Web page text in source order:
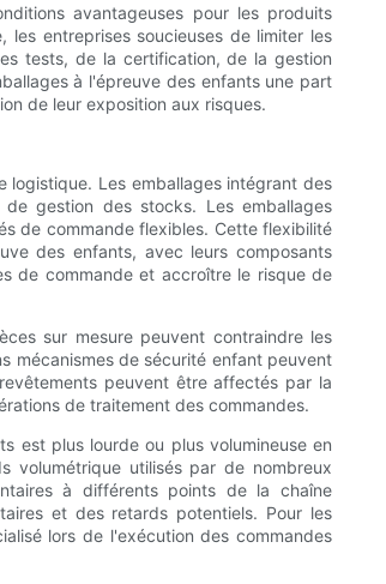
avantageuses pour les produits
entreprises soucieuses de limiter les
tests, de la certification, de la gestion
à l'épreuve des enfants une part
de leur exposition aux risques.
logistique. Les emballages intégrant des
gestion des stocks. Les emballages
de commande flexibles. Cette flexibilité
des enfants, avec leurs composants
de commande et accroître le risque de
sur mesure peuvent contraindre les
mécanismes de sécurité enfant peuvent
peuvent être affectés par la
de traitement des commandes.
est plus lourde ou plus volumineuse en
volumétrique utilisés par de nombreux
à différents points de la chaîne
et des retards potentiels. Pour les
lors de l'exécution des commandes